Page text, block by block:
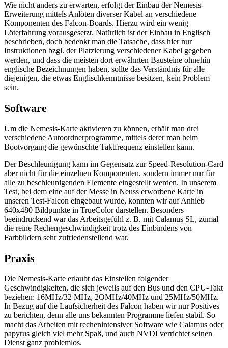
Wie nicht anders zu erwarten, erfolgt der Einbau der Nemesis-
Erweiterung mittels Anlöten diverser Kabel an verschiedene
Komponenten des Falcon-Boards. Hierzu wird ein wenig
Löterfahrung vorausgesetzt. Natürlich ist der Einbau in Englisch
beschrieben, doch bedenkt man die Tatsache, dass hier nur
Instruktionen bzgl. der Platzierung verschiedener Kabel gegeben
werden, und dass die meisten dort erwähnten Bausteine ohnehin
englische Bezeichnungen haben, sollte das Verständnis für alle
diejenigen, die etwas Englischkenntnisse besitzen, kein Problem
sein.
Software
Um die Nemesis-Karte aktivieren zu können, erhält man drei
verschiedene Autoordnerprogramme, mittels derer man beim
Bootvorgang die gewünschte Taktfrequenz einstellen kann.
Der Beschleunigung kann im Gegensatz zur Speed-Resolution-Card
aber nicht für die einzelnen Komponenten, sondern immer nur für
alle zu beschleunigenden Elemente eingestellt werden. In unserem
Test, bei dem eine auf der Messe in Neuss erworbene Karte in
unseren Test-Falcon eingebaut wurde, konnten wir auf Anhieb
640x480 Bildpunkte in TrueColor darstellen. Besonders
beeindruckend war das Arbeitsgefühl z. B. mit Calamus SL, zumal
die reine Rechengeschwindigkeit trotz des Einbindens von
Farbbildern sehr zufriedenstellend war.
Praxis
Die Nemesis-Karte erlaubt das Einstellen folgender
Geschwindigkeiten, die sich jeweils auf den Bus und den CPU-Takt
beziehen: 16MHz/32 MHz, 2OMHz/40MHz und 25MHz/50MHz.
In Bezug auf die Laufsicherheit des Falcon haben wir nur Positives
zu berichten, denn alle uns bekannten Programme liefen stabil. So
macht das Arbeiten mit rechenintensiver Software wie Calamus oder
papyrus gleich viel mehr Spaß, und auch NVDI verrichtet seinen
Dienst ganz problemlos.